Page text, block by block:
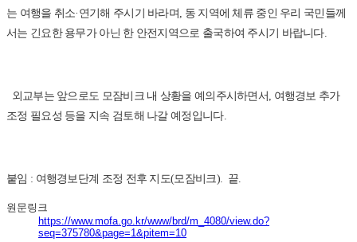
는 여행을 취소·연기해 주시기 바라며, 동 지역에 체류 중인 우리 국민들께
서는 긴요한 용무가 아닌 한 안전지역으로 출국하여 주시기 바랍니다.
외교부는 앞으로도 모잠비크 내 상황을 예의주시하면서, 여행경보 추가
조정 필요성 등을 지속 검토해 나갈 예정입니다.
붙임 : 여행경보단계 조정 전후 지도(모잠비크). 끝.
원문링크
https://www.mofa.go.kr/www/brd/m_4080/view.do?
seq=375780&page=1&pitem=10